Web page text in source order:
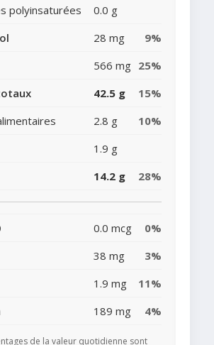
polyinsaturées
0.0 g
28 mg
9%
566 mg 25%
42.5 g
15%
2.8 g
10%
1.9 g
14.2 g 28%
0.0 mcg
0%
38 mg
3%
1.9 mg
11%
189 mg 4%
de la valeur quotidienne sont